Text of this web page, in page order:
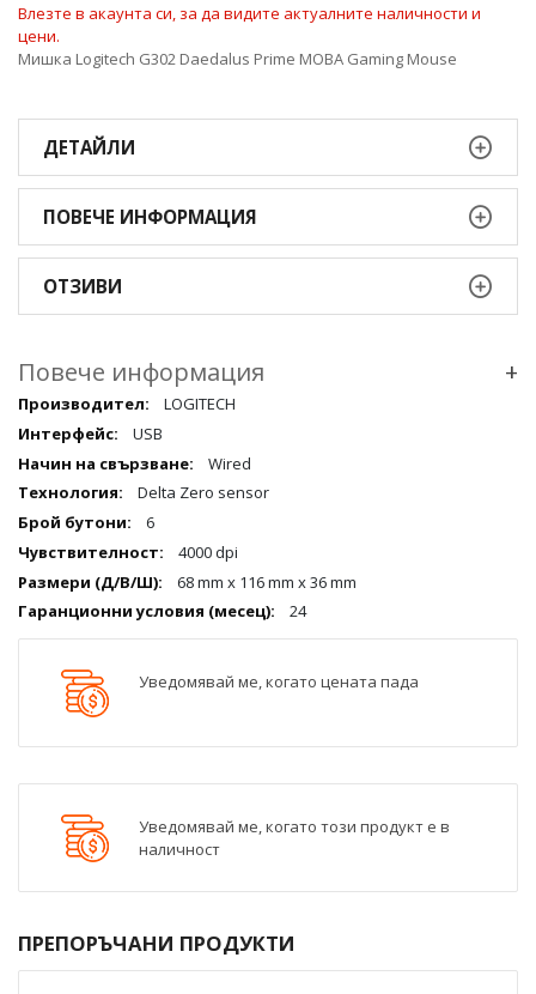
Влезте в акаунта си, за да видите актуалните наличности и
цени.
Мишка Logitech G302 Daedalus Prime MOBA Gaming Mouse
ДЕТАЙЛИ
ПОВЕЧЕ ИНФОРМАЦИЯ
ОТЗИВИ
Повече информация +
Повече
информация
LOGITECH
USB
Wired
Delta Zero sensor
6
4000 dpi
68 mm x 116 mm x 36 mm
24
Уведомявай ме, когато цената пада
Уведомявай ме, когато този продукт е в
наличност
ПРЕПОРЪЧАНИ ПРОДУКТИ